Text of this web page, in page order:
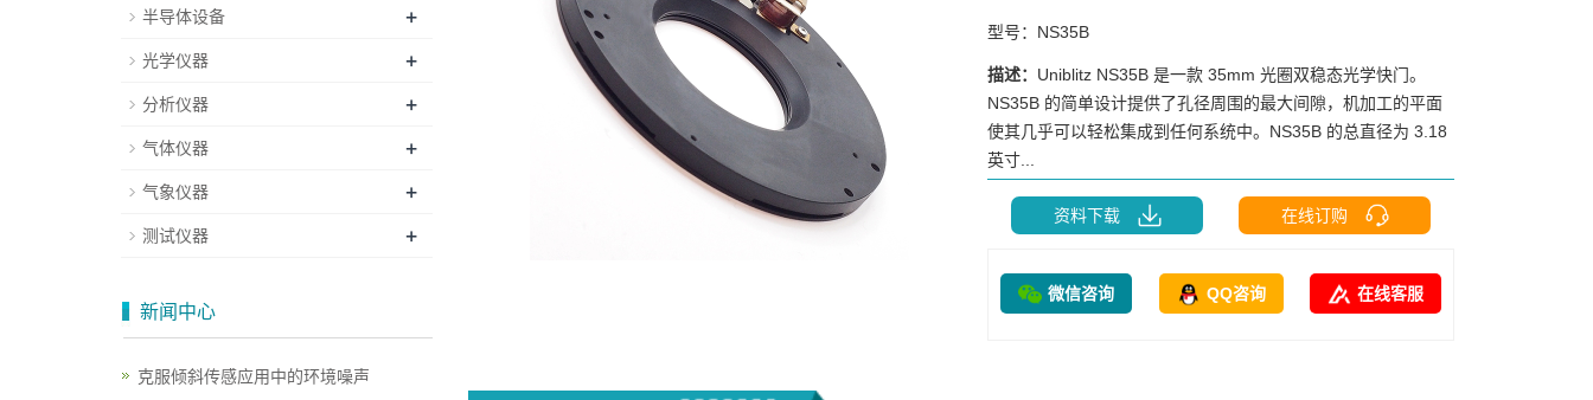
型号：NS35B
描述： Uniblitz NS35B 是一款 35mm 光圈双稳态光学快门。
NS35B 的简单设计提供了孔径周围的最大间隙，机加工的平面
使其几乎可以轻松集成到任何系统中。NS35B 的总直径为 3.18
英寸...
资料下载 在线订购
微信咨询 QQ咨询 在线客服
半导体设备 +
光学仪器 +
分析仪器 +
气体仪器 +
气象仪器 +
测试仪器 +
新闻中心
克服倾斜传感应用中的环境噪声